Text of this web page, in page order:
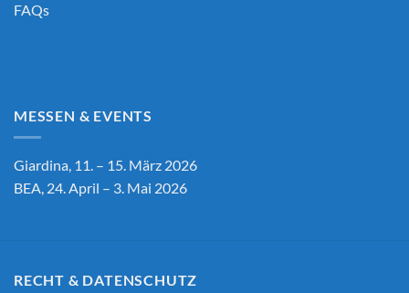
FAQs
MESSEN & EVENTS
Giardina, 11. – 15. März 2026
BEA, 24. April – 3. Mai 2026
RECHT & DATENSCHUTZ